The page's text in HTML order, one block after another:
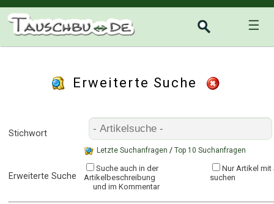
☰
Erweiterte Suche
Stichwort
Letzte Suchanfragen / Top 10 Suchanfragen
Erweiterte Suche
Suche auch in der
Artikelbeschreibung
und im Kommentar
Nur Artikel
suchen